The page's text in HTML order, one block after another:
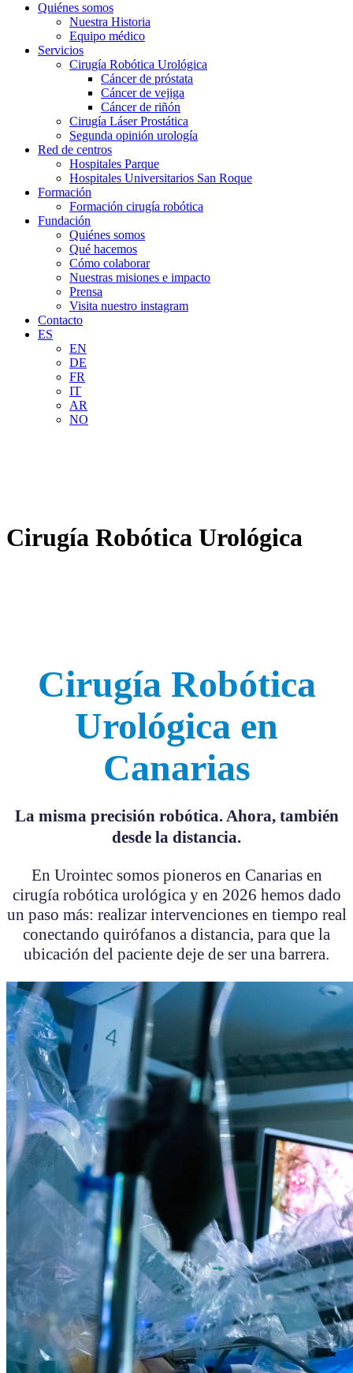
Quiénes somos
Nuestra Historia
Equipo médico
Servicios
Cirugía Robótica Urológica
Cáncer de próstata
Cáncer de vejiga
Cáncer de riñón
Cirugía Láser Prostática
Segunda opinión urología
Red de centros
Hospitales Parque
Hospitales Universitarios San Roque
Formación
Formación cirugía robótica
Fundación
Quiénes somos
Qué hacemos
Cómo colaborar
Nuestras misiones e impacto
Prensa
Visita nuestro instagram
Contacto
ES
EN
DE
FR
IT
AR
NO
Cirugía Robótica Urológica
Cirugía Robótica
Urológica en
Canarias
La misma precisión robótica. Ahora, también
desde la distancia.
En Urointec somos pioneros en Canarias en
cirugía robótica urológica y en 2026 hemos dado
un paso más: realizar intervenciones en tiempo real
conectando quirófanos a distancia, para que la
ubicación del paciente deje de ser una barrera.